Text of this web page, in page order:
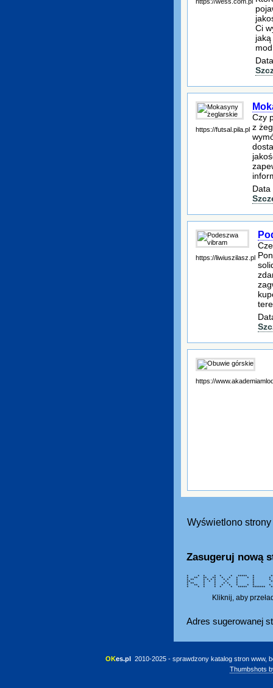
Ci
https://futsal.pila.pl
Czy
z
Data
https://liwiuszilasz.pl
https://
Wyświetlono
Zasugeruj nową
* * * * * * ***** * *****
* ** ** ** * * * *
* ** * * * * * *
** * * * * * *
* ** * * * * *
* ** * * * * * *
* * * * * * ***** *******
Kliknij, aby
Adres sugerowanej
OKes.pl 2010-2025 - sprawdzony katalog stron www,
Thumbshots